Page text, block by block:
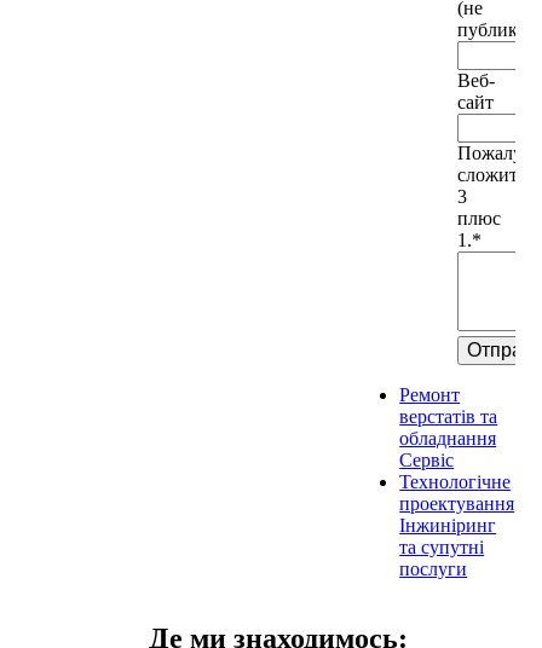
(не
Веб-
сайт
сложите
3
плюс
1.*
Ремонт
верстатів та
обладнання
Сервіс
Технологічне
проектування
Інжиніринг
та супутні
послуги
Де ми знаходимось: